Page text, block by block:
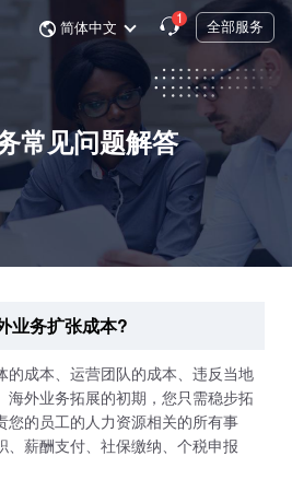
简体中文
1
全部服务
常见问题解答
业务扩张成本?
的成本、运营团队的成本、违反当地
海外业务拓展的初期，您只需稳步拓
您的员工的人力资源相关的所有事
、薪酬支付、社保缴纳、个税申报